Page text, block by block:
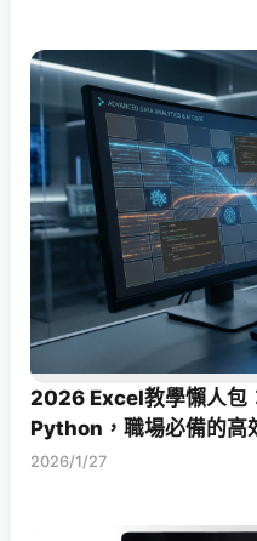
2026 Excel教學懶人包
Python，職場必備的高
2026/1/27